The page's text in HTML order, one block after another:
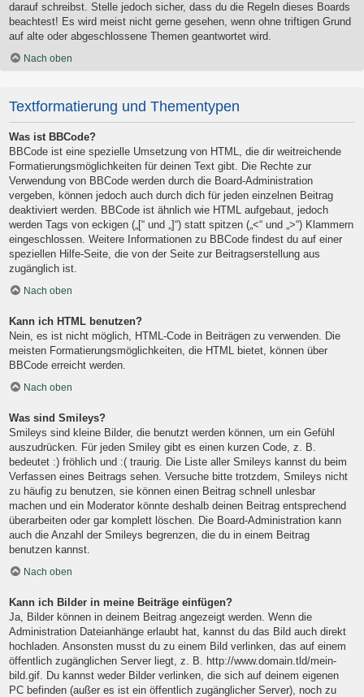
darauf schreibst. Stelle jedoch sicher, dass du die Regeln dieses Boards
beachtest! Es wird meist nicht gerne gesehen, wenn ohne triftigen Grund
auf alte oder abgeschlossene Themen geantwortet wird.
Nach oben
Textformatierung und Thementypen
Was ist BBCode?
BBCode ist eine spezielle Umsetzung von HTML, die dir weitreichende
Formatierungsmöglichkeiten für deinen Text gibt. Die Rechte zur
Verwendung von BBCode werden durch die Board-Administration
vergeben, können jedoch auch durch dich für jeden einzelnen Beitrag
deaktiviert werden. BBCode ist ähnlich wie HTML aufgebaut, jedoch
werden Tags von eckigen („[“ und „]“) statt spitzen („<“ und „>“) Klammern
eingeschlossen. Weitere Informationen zu BBCode findest du auf einer
speziellen Hilfe-Seite, die von der Seite zur Beitragserstellung aus
zugänglich ist.
Nach oben
Kann ich HTML benutzen?
Nein, es ist nicht möglich, HTML-Code in Beiträgen zu verwenden. Die
meisten Formatierungsmöglichkeiten, die HTML bietet, können über
BBCode erreicht werden.
Nach oben
Was sind Smileys?
Smileys sind kleine Bilder, die benutzt werden können, um ein Gefühl
auszudrücken. Für jeden Smiley gibt es einen kurzen Code, z. B.
bedeutet :) fröhlich und :( traurig. Die Liste aller Smileys kannst du beim
Verfassen eines Beitrags sehen. Versuche bitte trotzdem, Smileys nicht
zu häufig zu benutzen, sie können einen Beitrag schnell unlesbar
machen und ein Moderator könnte deshalb deinen Beitrag entsprechend
überarbeiten oder gar komplett löschen. Die Board-Administration kann
auch die Anzahl der Smileys begrenzen, die du in einem Beitrag
benutzen kannst.
Nach oben
Kann ich Bilder in meine Beiträge einfügen?
Ja, Bilder können in deinem Beitrag angezeigt werden. Wenn die
Administration Dateianhänge erlaubt hat, kannst du das Bild auch direkt
hochladen. Ansonsten musst du zu einem Bild verlinken, das auf einem
öffentlich zugänglichen Server liegt, z. B. http://www.domain.tld/mein-
bild.gif. Du kannst weder Bilder verlinken, die sich auf deinem eigenen
PC befinden (außer es ist ein öffentlich zugänglicher Server), noch zu